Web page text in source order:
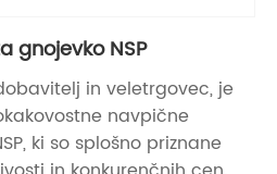
gnojevko NSP
in veletrgovec, je
navpične
ki so splošno priznane